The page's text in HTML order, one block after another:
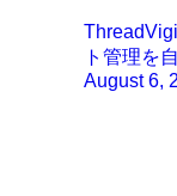
ト管理を
August 6,